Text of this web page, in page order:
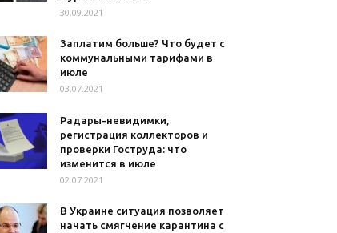
30.09.2021
Заплатим больше? Что будет с
коммунальными тарифами в
июле
03.07.2021
Радары-невидимки,
регистрация коллекторов и
проверки Гоструда: что
изменится в июле
02.07.2021
В Украине ситуация позволяет
начать смягчение карантина с